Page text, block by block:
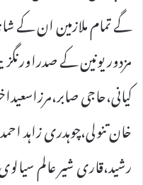
گے تمام ملازمین ان کے
مزدور یونین کے
کیانی،حاجی
خان تنولی،چوہدری زاہد
رشید،قاری شیر عالم